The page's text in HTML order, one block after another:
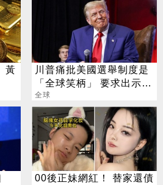
黃
川普痛批美國選舉制度是
「全球笑柄」 要求出示身
分證
全球
00後正妹網紅！ 替家還債